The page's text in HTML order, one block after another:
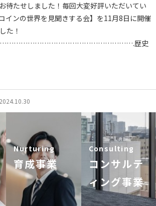
待たせしました！毎回大変好評いただいてい
インの世界を見聞きする会】を11月8日に開催
た！
歴史
Nurturing
育成事業
Consulting
コンサルテ
ィング事業